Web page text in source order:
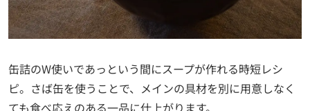
缶詰のW使いであっという間にスープが作れる時短レシ
ピ。さば缶を使うことで、メインの具材を別に用意しなく
ても食べ応えのある一品に仕上がります。